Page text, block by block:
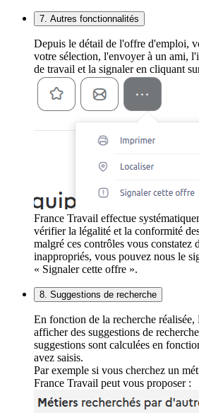
7. Autres fonctionnalités
Depuis le détail de l'offre d'emploi,
votre sélection, l'envoyer à un ami,
de travail et la signaler en cliquant
France Travail effectue
vérifier la légalité et la conformité
malgré ces contrôles vous constatez
inappropriés, vous pouvez nous le
« Signaler cette offre ».
8. Suggestions de recherche
En fonction de la recherche
afficher des suggestions de
suggestions sont calculées en
avez saisis.
Par exemple si vous cherchez un
France Travail peut vous proposer :